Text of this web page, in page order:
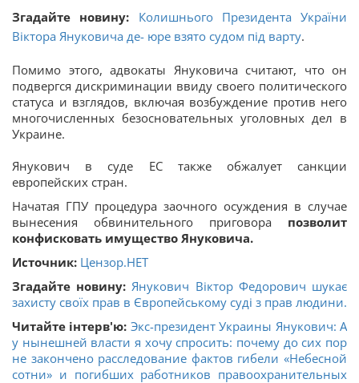
Згадайте новину:
Колишнього Президента України
Віктора Януковича де- юре взято судом під варту.
Помимо этого, адвокаты Януковича считают, что он
подвергся дискриминации ввиду своего политического
статуса и взглядов, включая возбуждение против него
многочисленных безосновательных уголовных дел в
Украине.
Янукович в суде ЕС также обжалует санкции
европейских стран.
Начатая ГПУ процедура заочного осуждения в случае
вынесения обвинительного приговора позволит
конфисковать имущество Януковича.
Источник: Цензор.НЕТ
Згадайте новину:Янукович Віктор Федорович шукає
захисту своїх прав в Європейському суді з прав людини.
Читайте інтерв'ю: Экс-президент Украины Янукович: А
у нынешней власти я хочу спросить: почему до сих пор
не закончено расследование фактов гибели «Небесной
сотни» и погибших работников правоохранительных